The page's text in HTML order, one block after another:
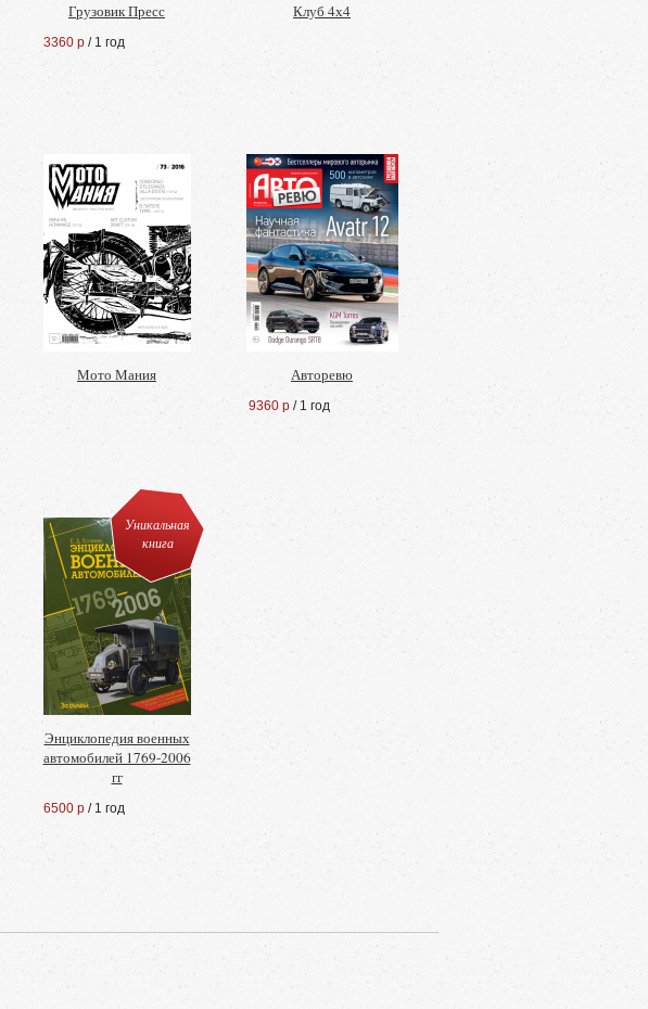
Грузовик Пресс
3360 р / 1 год
Клуб 4х4
Мото Мания Авторевю
9360 р / 1 год
Уникальная
книга
Энциклопедия военных
автомобилей 1769-2006
гг
6500 р / 1 год